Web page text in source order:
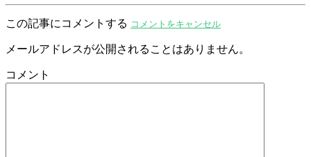
この記事にコメントする コメントをキャンセル
メールアドレスが公開されることはありません。
コメント